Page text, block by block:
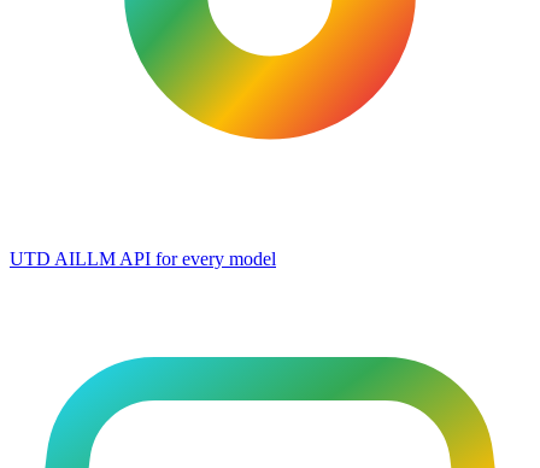
UTD AILLM API for every model